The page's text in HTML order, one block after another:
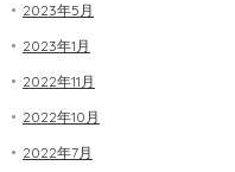
2023年5月
2023年1月
2022年11月
2022年10月
2022年7月